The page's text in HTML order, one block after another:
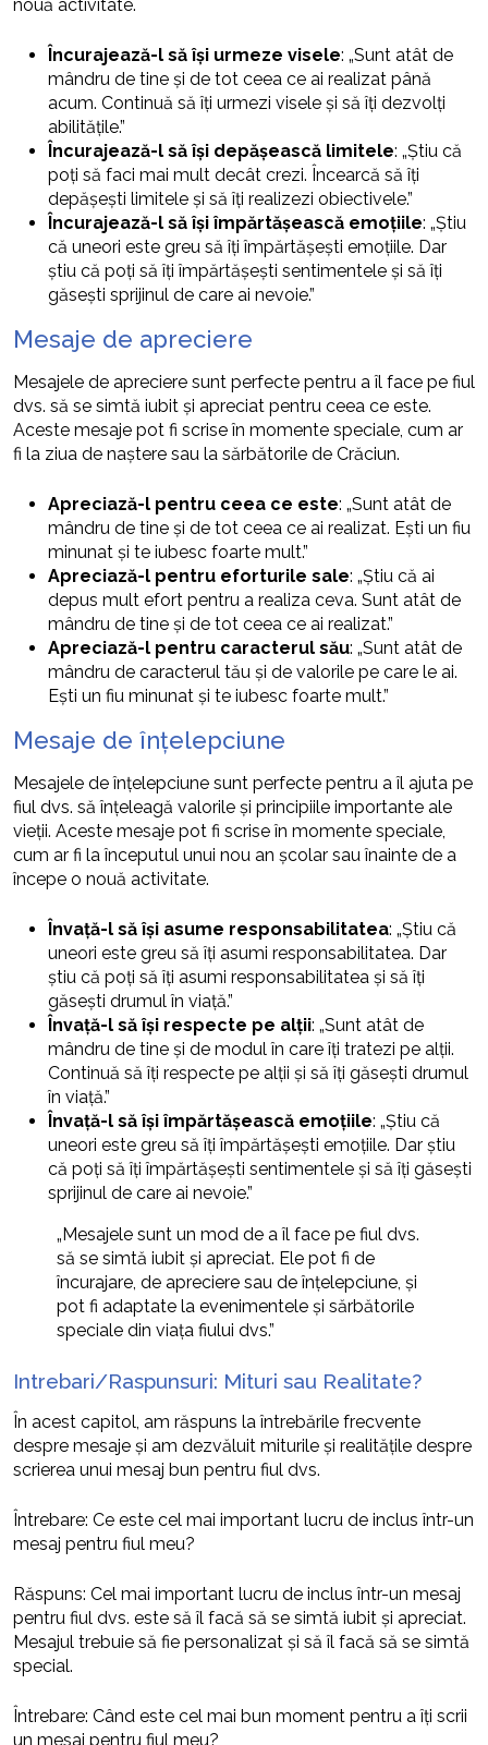
nouă activitate.
Încurajează-l să își urmeze visele: „Sunt atât de
mândru de tine și de tot ceea ce ai realizat până
acum. Continuă să îți urmezi visele și să îți dezvolți
abilitățile.”
Încurajează-l să își depășească limitele: „Știu că
poți să faci mai mult decât crezi. Încearcă să îți
depășești limitele și să îți realizezi obiectivele.”
Încurajează-l să își împărtășească emoțiile: „Știu
că uneori este greu să îți împărtășești emoțiile. Dar
știu că poți să îți împărtășești sentimentele și să îți
găsești sprijinul de care ai nevoie.”
Mesaje de apreciere
Mesajele de apreciere sunt perfecte pentru a îl face pe fiul
dvs. să se simtă iubit și apreciat pentru ceea ce este.
Aceste mesaje pot fi scrise în momente speciale, cum ar
fi la ziua de naștere sau la sărbătorile de Crăciun.
Apreciază-l pentru ceea ce este: „Sunt atât de
mândru de tine și de tot ceea ce ai realizat. Ești un fiu
minunat și te iubesc foarte mult.”
Apreciază-l pentru eforturile sale: „Știu că ai
depus mult efort pentru a realiza ceva. Sunt atât de
mândru de tine și de tot ceea ce ai realizat.”
Apreciază-l pentru caracterul său: „Sunt atât de
mândru de caracterul tău și de valorile pe care le ai.
Ești un fiu minunat și te iubesc foarte mult.”
Mesaje de înțelepciune
Mesajele de înțelepciune sunt perfecte pentru a îl ajuta pe
fiul dvs. să înțeleagă valorile și principiile importante ale
vieții. Aceste mesaje pot fi scrise în momente speciale,
cum ar fi la începutul unui nou an școlar sau înainte de a
începe o nouă activitate.
Învață-l să își asume responsabilitatea: „Știu că
uneori este greu să îți asumi responsabilitatea. Dar
știu că poți să îți asumi responsabilitatea și să îți
găsești drumul în viață.”
Învață-l să își respecte pe alții: „Sunt atât de
mândru de tine și de modul în care îți tratezi pe alții.
Continuă să îți respecte pe alții și să îți găsești drumul
în viață.”
Învață-l să își împărtășească emoțiile: „Știu că
uneori este greu să îți împărtășești emoțiile. Dar știu
că poți să îți împărtășești sentimentele și să îți găsești
sprijinul de care ai nevoie.”
„Mesajele sunt un mod de a îl face pe fiul dvs.
să se simtă iubit și apreciat. Ele pot fi de
încurajare, de apreciere sau de înțelepciune, și
pot fi adaptate la evenimentele și sărbătorile
speciale din viața fiului dvs.”
Intrebari/Raspunsuri: Mituri sau Realitate?
În acest capitol, am răspuns la întrebările frecvente
despre mesaje și am dezvăluit miturile și realitățile despre
scrierea unui mesaj bun pentru fiul dvs.
Întrebare: Ce este cel mai important lucru de inclus într-un
mesaj pentru fiul meu?
Răspuns: Cel mai important lucru de inclus într-un mesaj
pentru fiul dvs. este să îl facă să se simtă iubit și apreciat.
Mesajul trebuie să fie personalizat și să îl facă să se simtă
special.
Întrebare: Când este cel mai bun moment pentru a îți scrii
un mesaj pentru fiul meu?